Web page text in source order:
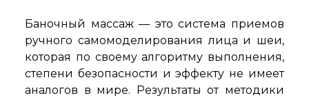
Баночный массаж — это система приемов
ручного самомоделирования лица и шеи,
которая по своему алгоритму выполнения,
степени безопасности и эффекту не имеет
аналогов в мире. Результаты от методики